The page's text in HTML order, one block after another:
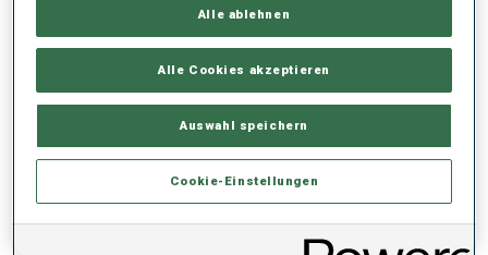
PERFORMANCE TREND
KEINE DATEN VORHANDEN
Alle ablehnen
Alle Cookies akzeptieren
Auswahl speichern
Cookie-Einstellungen